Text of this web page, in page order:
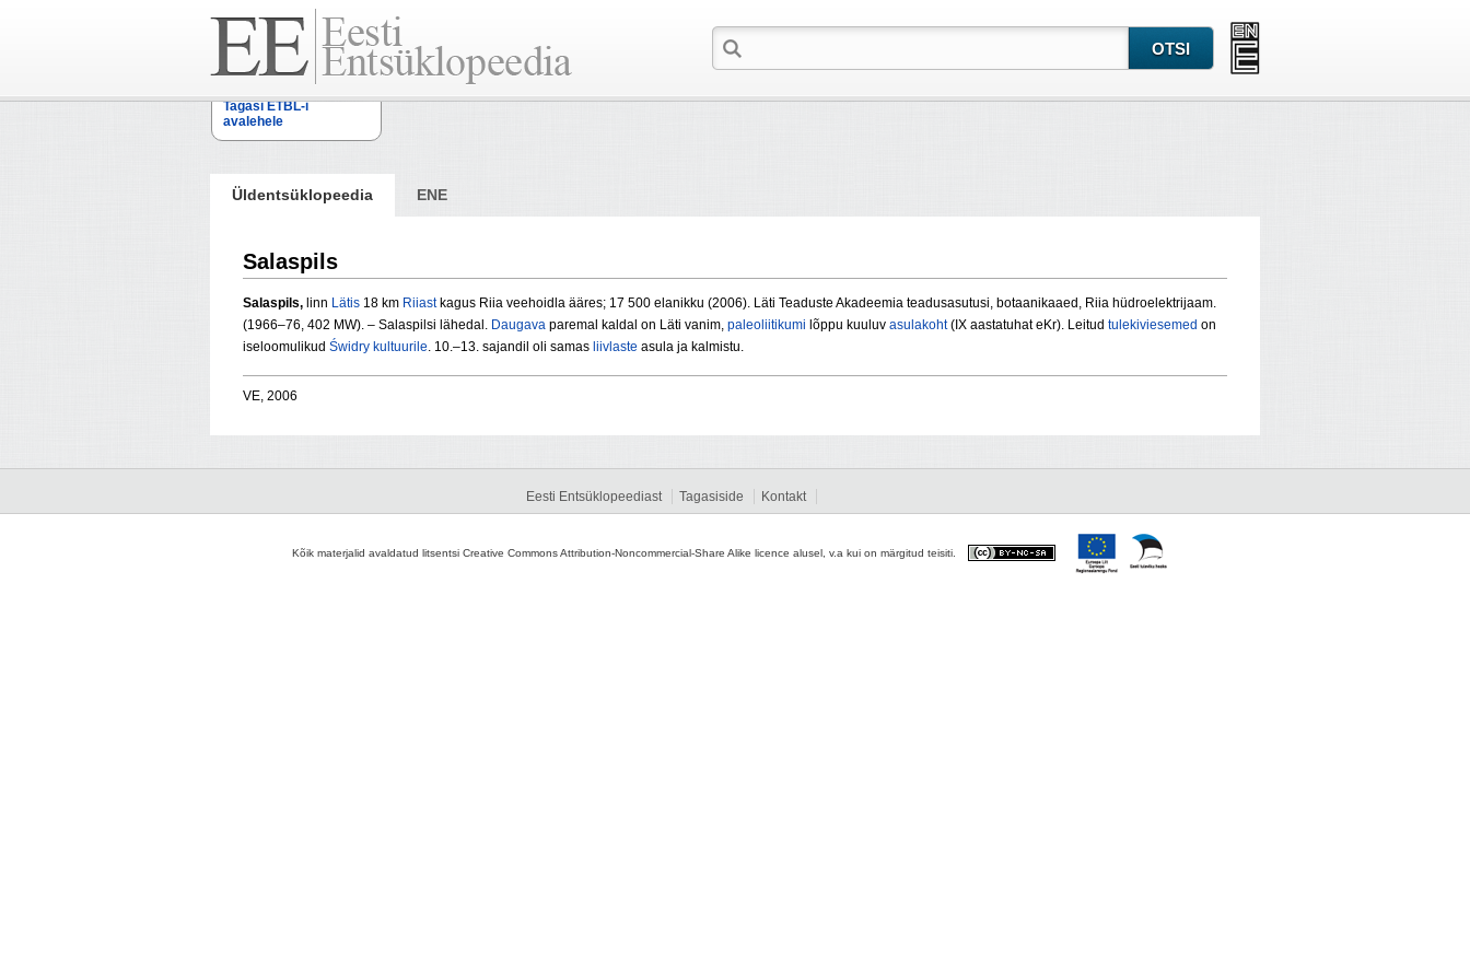
Tagasi ETBL-i
avalehele
Üldentsüklopeedia ENE
Salaspils
Salaspils, linn Lätis 18 km Riiastkagus Riia veehoidla ääres; 17 500 elanikku (2006). Läti Teaduste Akadeemia teadusasutusi, botaanikaaed, Riia hüdroelektrijaam.
(1966–76, 402 MW). – Salaspilsi lähedal. Daugava paremal kaldal on Läti vanim, paleoliitikumi lõppu kuuluv asulakoht(IX aastatuhat eKr). Leitud tulekiviesemed on
iseloomulikud Świdry kultuurile. 10.–13. sajandil oli samas liivlaste asula ja kalmistu.
VE, 2006
Eesti Entsüklopeediast Tagasiside Kontakt
Kõik materjalid avaldatud litsentsi Creative Commons Attribution-Noncommercial-Share Alike licence alusel, v.a kui on märgitud teisiti.